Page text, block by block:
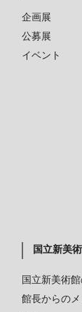
企画展
公募展
イベント
国立新美
国立新美術
館長からの